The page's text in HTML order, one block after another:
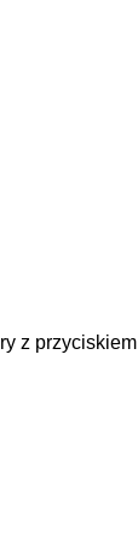
z przyciskiem